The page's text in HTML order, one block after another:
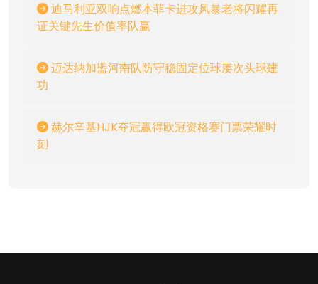
迪马利亚双响点燃本菲卡进攻风暴老将闪耀再
证关键先生价值率队赢
迈达纳加盟河南队防守稳固定位球屡次头球建
功
赫尔辛基HJK夺冠赢得欧冠资格赛门票荣耀时
刻